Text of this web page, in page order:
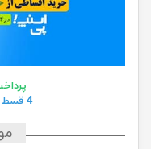
4 قسط ماهیانه بدون کارمزد